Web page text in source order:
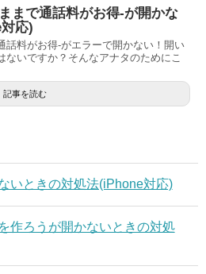
まで通話料がお得-が開かな
応)
料がお得-がエラーで開かない！開い
いですか？そんなアナタのためにこ
記事を読む
いときの対処法(iPhone対応)
作ろうが開かないときの対処